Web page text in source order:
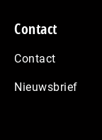
Contact
Contact
Nieuwsbrief